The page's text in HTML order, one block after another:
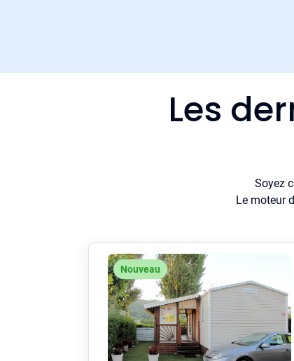
Les
Soyez
Le moteur
Nouveau